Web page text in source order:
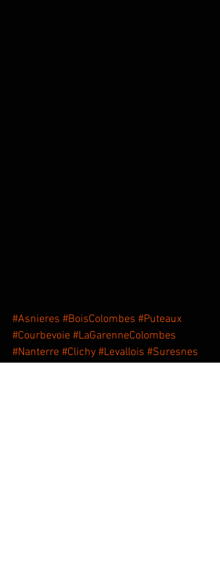
#Asnieres #BoisColombes #Puteaux
#Courbevoie #LaGarenneColombes
#Nanterre #Clichy #Levallois #Suresnes